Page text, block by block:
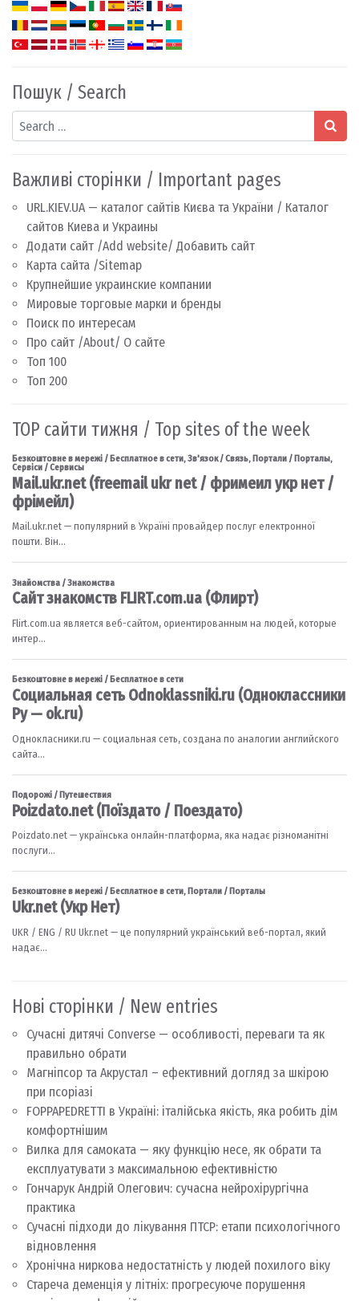
Пошук / Search
Search
Важливі сторінки / Important pages
URL.KIEV.UA — каталог сайтів Києва та України / Каталог
сайтов Киева и Украины
Додати сайт /Add website/ Добавить сайт
Карта сайта /Sitemap
Крупнейшие украинские компании
Мировые торговые марки и бренды
Поиск по интересам
Про сайт /About/ О сайте
Топ 100
Топ 200
TOP сайти тижня / Top sites of the week
Нові сторінки / New entries
Сучасні дитячі Converse — особливості, переваги та як
правильно обрати
Магніпсор та Акрустал – ефективний догляд за шкірою
при псоріазі
FOPPAPEDRETTI в Україні: італійська якість, яка робить дім
комфортнішим
Вилка для самоката — яку функцію несе, як обрати та
експлуатувати з максимальною ефективністю
Гончарук Андрій Олегович: сучасна нейрохірургічна
практика
Сучасні підходи до лікування ПТСР: етапи психологічного
відновлення
Хронічна ниркова недостатність у людей похилого віку
Стареча деменція у літніх: прогресуюче порушення